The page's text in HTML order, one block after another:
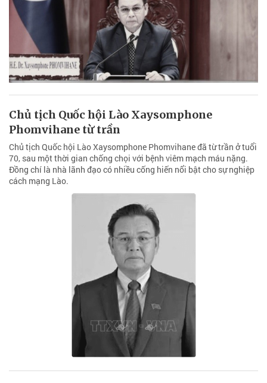
Chủ tịch Quốc hội Lào Xaysomphone
Phomvihane từ trần
Chủ tịch Quốc hội Lào Xaysomphone Phomvihane đã từ trần ở tuổi
70, sau một thời gian chống chọi với bệnh viêm mạch máu nặng.
Đồng chí là nhà lãnh đạo có nhiều cống hiến nổi bật cho sự nghiệp
cách mạng Lào.